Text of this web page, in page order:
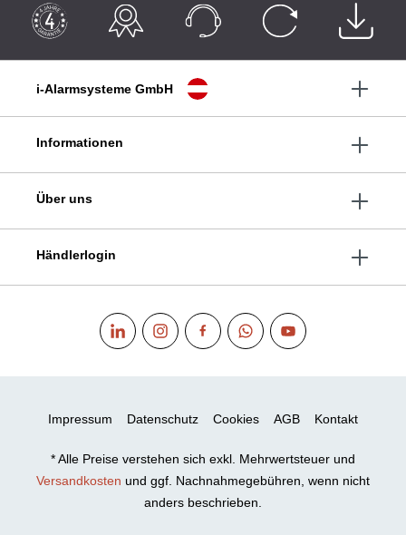
i-Alarmsysteme GmbH
Informationen
Über uns
Händlerlogin
Impressum Datenschutz Cookies AGB Kontakt
* Alle Preise verstehen sich exkl. Mehrwertsteuer und
Versandkosten und ggf. Nachnahmegebühren, wenn nicht
anders beschrieben.